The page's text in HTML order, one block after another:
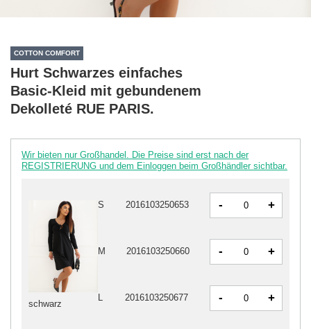
COTTON COMFORT
Hurt Schwarzes einfaches
Basic-Kleid mit gebundenem
Dekolleté RUE PARIS.
Wir bieten nur Großhandel. Die Preise sind erst nach der
REGISTRIERUNG und dem Einloggen beim Großhändler sichtbar.
schwarz
S 2016103250653 - +
M 2016103250660 - +
L 2016103250677 - +